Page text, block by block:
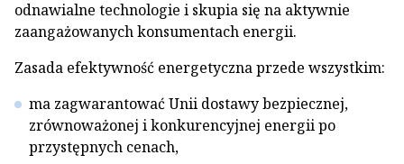
odnawialne technologie i skupia się na aktywnie
zaangażowanych konsumentach energii.
Zasada efektywność energetyczna przede wszystkim:
ma zagwarantować Unii dostawy bezpiecznej,
zrównoważonej i konkurencyjnej energii po
przystępnych cenach,